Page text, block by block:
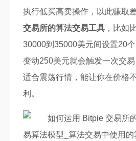
执行低买高卖操作，以此赚取
交易所的算法交易工具 ，比如
30000到35000美元间设置20
变动250美元就会触发一次交
适合震荡行情，能让你在价格
利。